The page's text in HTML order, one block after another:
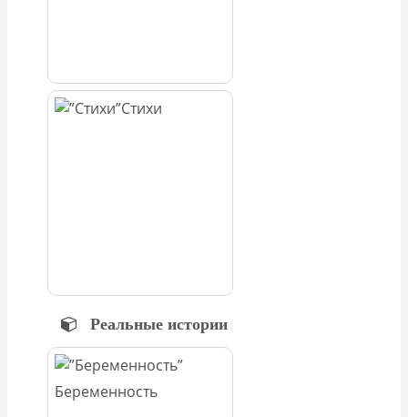
Стихи
Реальные истории
Беременность